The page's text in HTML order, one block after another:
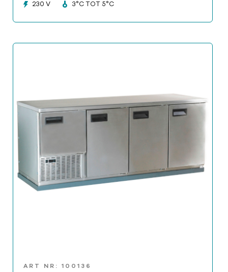
230 V 3°C TOT 5°C
ART NR: 100136